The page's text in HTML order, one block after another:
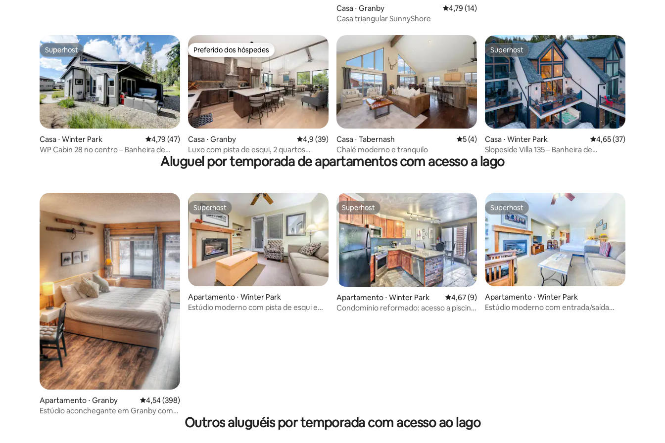
Casa ⋅ Granby 4,79 de uma avaliação média de 5, 14 avaliações
4,79 (14)
Casa triangular SunnyShore
Superhost
Superhost
Casa ⋅ Winter Park 4,79 de uma avaliação média de 5, 47 avaliações
4,79 (47)
WP Cabin 28 no centro – Banheira de
Preferido dos hóspedes
Preferido dos hóspedes
Casa ⋅ Granby 4,9 de uma avaliação média de 5, 39 avaliações
4,9 (39)
Luxo com pista de esqui, 2 quartos
familiares, banheira de hidromassagem,
vistas
Casa ⋅ Tabernash 5 de uma avaliação média de 5, 4 avaliações
5 (4)
Chalé moderno e tranquilo
Superhost
Superhost
Casa ⋅ Winter Park 4,65 de uma
4,65 (37)
Slopeside Villa 135 – Banheira de
hidromassagem – Vistas – Beliches
Aluguel por temporada de apartamentos com acesso a lago
Apartamento ⋅ Granby 4,54 de uma avaliação média de 5, 398 avaliações
4,54 (398)
Estúdio aconchegante em Granby com
Superhost
Superhost
Apartamento ⋅ Winter Park
Estúdio moderno com pista de esqui e
Superhost
Superhost
Apartamento ⋅ Winter Park 4,67 de uma avaliação média de 5, 9 avaliações
4,67 (9)
Condomínio reformado: acesso a piscina,
Superhost
Superhost
Apartamento ⋅ Winter Park
Estúdio moderno com entrada/saída
Outros aluguéis por temporada com acesso ao lago